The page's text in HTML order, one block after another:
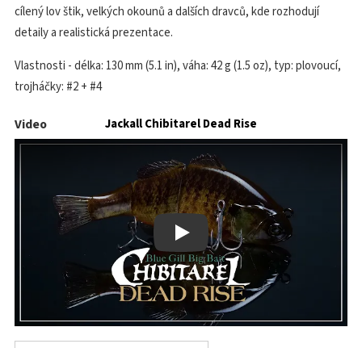
Video Jackall Chibitarel Dead Rise
Play
cílený lov štik, velkých okounů a dalších dravců, kde rozhodují
detaily a realistická prezentace.
Vlastnosti - délka: 130 mm (5.1 in), váha: 42 g (1.5 oz), typ: plovoucí,
trojháčky: #2 + #4